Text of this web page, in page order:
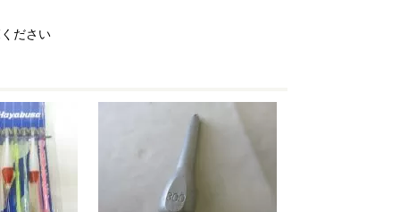
ださい